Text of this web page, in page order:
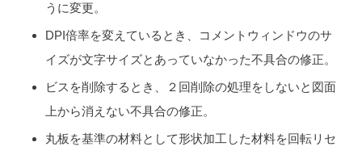
うに変更。
DPI倍率を変えているとき、コメントウィンドウのサ
イズが文字サイズとあっていなかった不具合の修正。
ビスを削除するとき、２回削除の処理をしないと図面
上から消えない不具合の修正。
丸板を基準の材料として形状加工した材料を回転リセ